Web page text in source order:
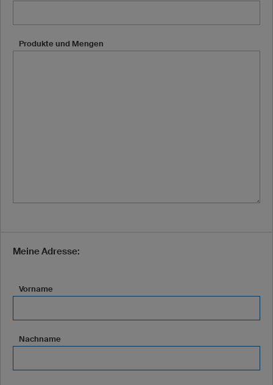
Produkte und Mengen
Meine Adresse:
Vorname
Nachname